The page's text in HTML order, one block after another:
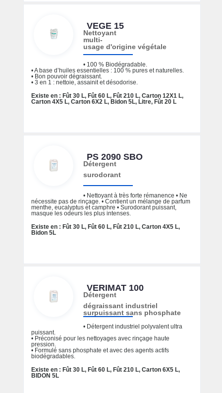
VEGE 15
Nettoyant
multi-
usage d'origine végétale
• 100 % Biodégradable.
• A base d’huiles essentielles : 100 % pures et naturelles.
• Bon pouvoir dégraissant.
• 3 en 1 : nettoie, assainit et désodorise.
Existe en : Fût 30 L, Fût 60 L, Fût 210 L, Carton 12X1 L,
Carton 4X5 L, Carton 6X2 L, Bidon 5L, Litre, Fût 20 L
PS 2090 SBO
Détergent
surodorant
• Nettoyant à très forte rémanence • Ne
nécessite pas de rinçage. • Contient un mélange de parfum
menthe, eucalyptus et camphre • Surodorant puissant,
masque les odeurs les plus intenses.
Existe en : Fût 30 L, Fût 60 L, Fût 210 L, Carton 4X5 L,
Bidon 5L
VERIMAT 100
Détergent
dégraissant industriel
surpuissant sans phosphate
• Détergent industriel polyvalent ultra
puissant.
• Préconisé pour les nettoyages avec rinçage haute
pression.
• Formulé sans phosphate et avec des agents actifs
biodégradables.
Existe en : Fût 30 L, Fût 60 L, Fût 210 L, Carton 6X5 L,
BIDON 5L